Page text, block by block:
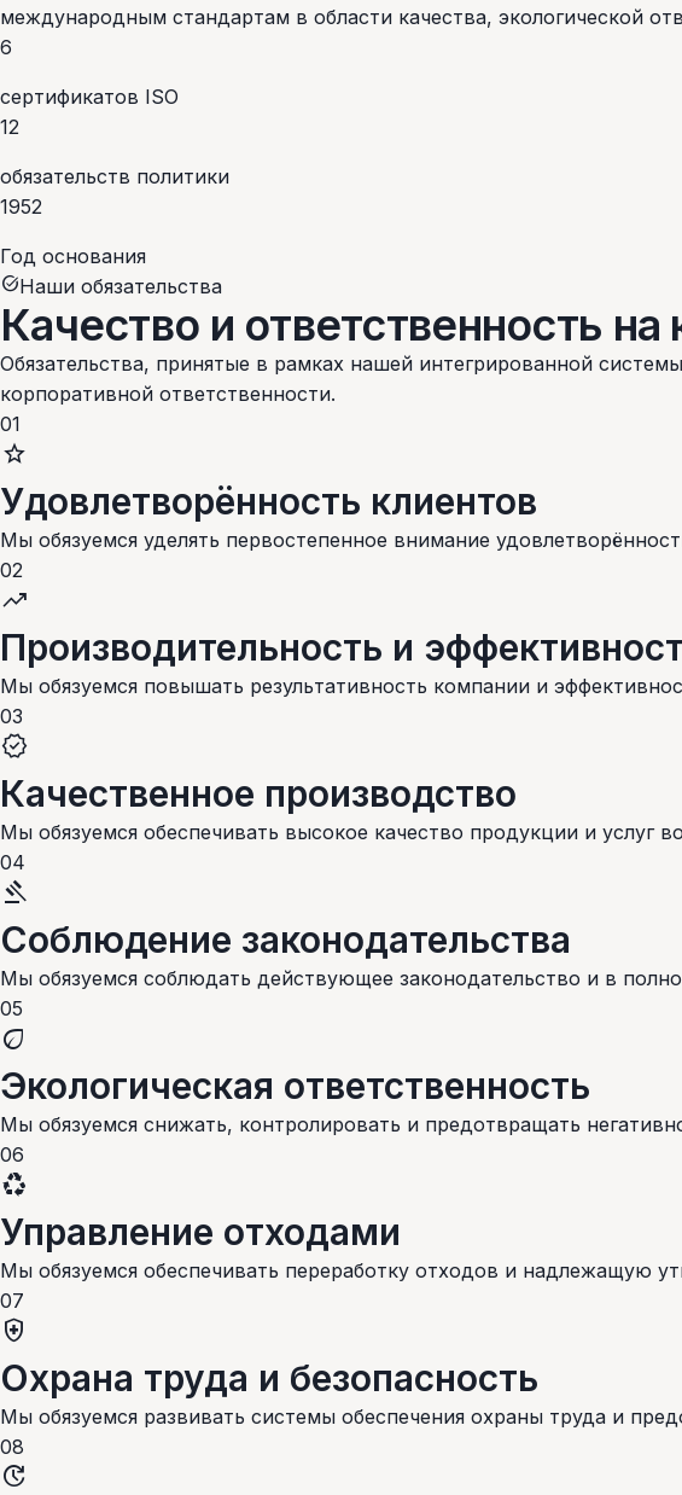
международным стандартам в области качества, экологической
6
сертификатов ISO
12
обязательств политики
1952
Год основания
task_altНаши обязательства
Качество и ответственность на
Обязательства, принятые в рамках нашей интегрированной
корпоративной ответственности.
01
star
Удовлетворённость клиентов
Мы обязуемся уделять первостепенное внимание
02
trending_up
Производительность и
Мы обязуемся повышать результативность компании и
03
verified
Качественное производство
Мы обязуемся обеспечивать высокое качество продукции и услуг
04
gavel
Соблюдение законодательства
Мы обязуемся соблюдать действующее законодательство и в
05
eco
Экологическая ответственность
Мы обязуемся снижать, контролировать и предотвращать
06
recycling
Управление отходами
Мы обязуемся обеспечивать переработку отходов и надлежащую
07
health_and_safety
Охрана труда и безопасность
Мы обязуемся развивать системы обеспечения охраны труда и
08
update